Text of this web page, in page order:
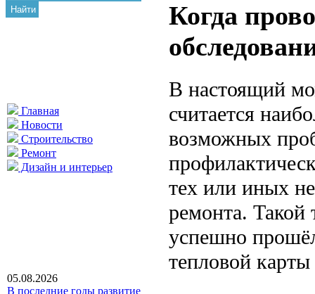
Найти
Главная
Новости
Строительство
Ремонт
Дизайн и интерьер
05.08.2026
В последние годы развитие
Когда
В настоящий
считается
возможных
тех или иных
ремонта. Такой
успешно
тепловой